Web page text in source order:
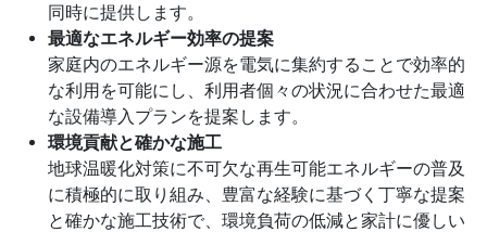
同時に提供します。
最適なエネルギー効率の提案
家庭内のエネルギー源を電気に集約することで効率的
な利用を可能にし、利用者個々の状況に合わせた最適
な設備導入プランを提案します。
環境貢献と確かな施工
地球温暖化対策に不可欠な再生可能エネルギーの普及
に積極的に取り組み、豊富な経験に基づく丁寧な提案
と確かな施工技術で、環境負荷の低減と家計に優しい